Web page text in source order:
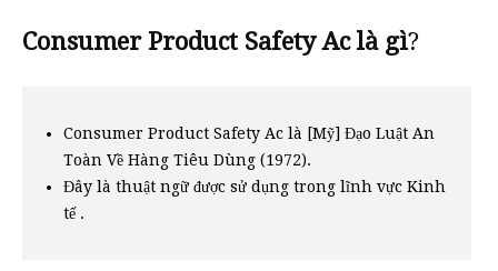
Consumer Product Safety Ac là gì?
Consumer Product Safety Ac là [Mỹ] Đạo Luật An
Toàn Về Hàng Tiêu Dùng (1972).
Đây là thuật ngữ được sử dụng trong lĩnh vực Kinh
tế .